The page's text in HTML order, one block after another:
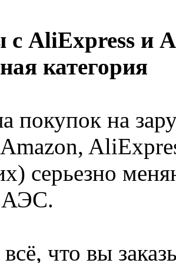
с AliExpress и
категория
покупок на
серьезно
что вы